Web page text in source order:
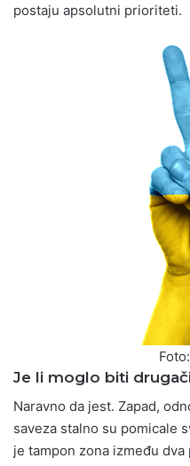
postaju apsolutni prioriteti.
Je li moglo biti
Naravno da jest. Zapad,
saveza stalno su pomicale
je tampon zona između